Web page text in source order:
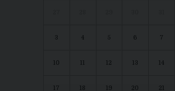
3 4 5 6 7
10 12 13 14
17 18 19 20 21